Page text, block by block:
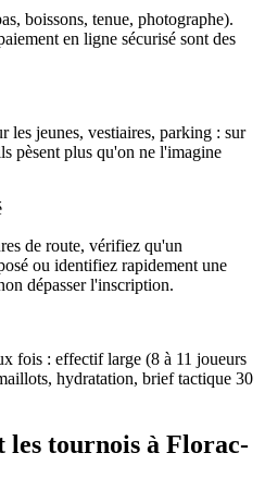
boissons, tenue, photographe).
en ligne sécurisé sont des
les jeunes, vestiaires, parking : sur
pèsent plus qu'on ne l'imagine
de route, vérifiez qu'un
ou identifiez rapidement une
dépasser l'inscription.
fois : effectif large (8 à 11 joueurs
hydratation, brief tactique 30
les tournois à Florac-